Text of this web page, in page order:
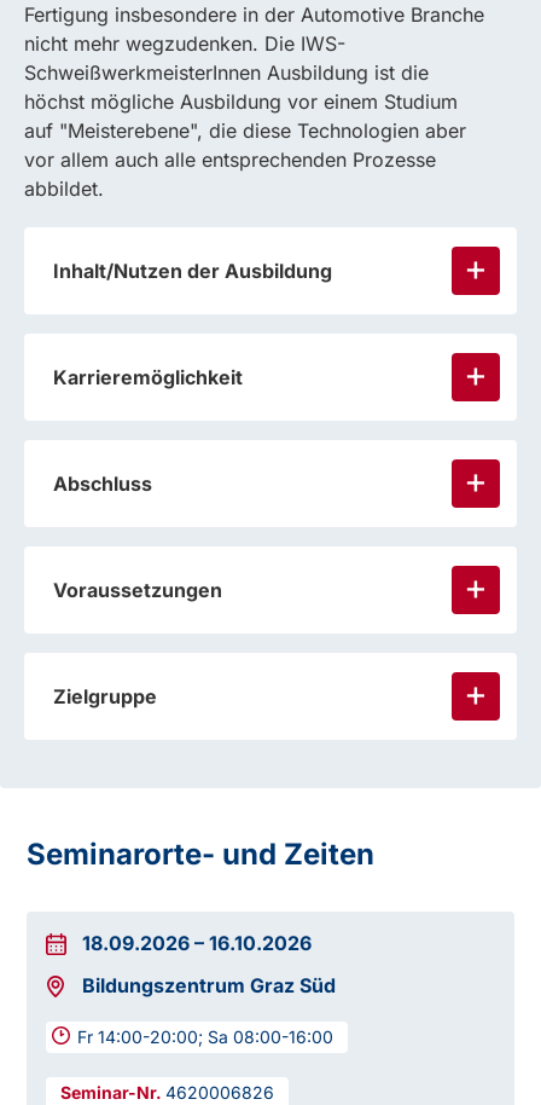
Fertigung insbesondere in der Automotive Branche
nicht mehr wegzudenken. Die IWS-
SchweißwerkmeisterInnen Ausbildung ist die
höchst mögliche Ausbildung vor einem Studium
auf "Meisterebene", die diese Technologien aber
vor allem auch alle entsprechenden Prozesse
abbildet.
Inhalt/Nutzen der Ausbildung
Karrieremöglichkeit
Abschluss
Voraussetzungen
Zielgruppe
Seminarorte- und Zeiten
18.09.2026 –16.10.2026
Bildungszentrum Graz Süd
Fr 14:00-20:00; Sa 08:00-16:00
4620006826